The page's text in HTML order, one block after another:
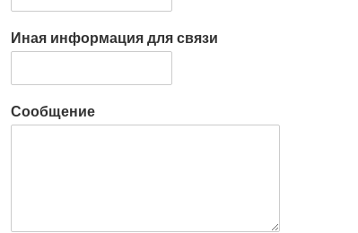
Иная информация для связи
Сообщение